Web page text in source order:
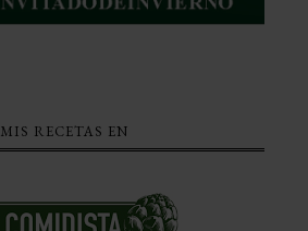
MIS RECETAS EN